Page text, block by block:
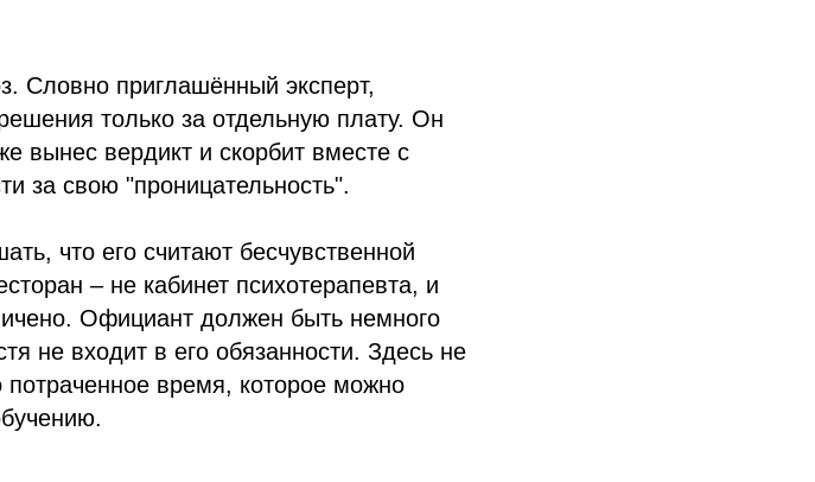
Словно приглашённый эксперт,
только за отдельную плату. Он
вынес вердикт и скорбит вместе с
за свою "проницательность".
что его считают бесчувственной
– не кабинет психотерапевта, и
Официант должен быть немного
не входит в его обязанности. Здесь не
время, которое можно